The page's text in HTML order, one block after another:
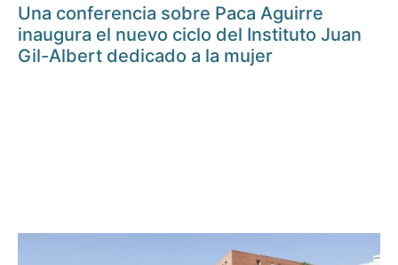
Una conferencia sobre Paca Aguirre
inaugura el nuevo ciclo del Instituto Juan
Gil-Albert dedicado a la mujer